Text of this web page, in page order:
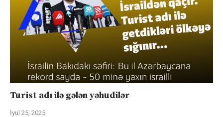
Turist adı ilə gələn yəhudilər
İyul 25, 2025